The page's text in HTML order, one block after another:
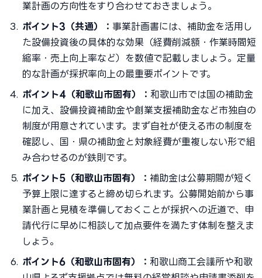
業計画の方向性をすり合わせておきましょう。
ポイント3（共通）： 事業計画書には、補助金を活用し
た設備投資後の具体的な効果（経費削減額・作業時間短
縮率・売上向上率など）を数値で記載しましょう。定量
的な計画が採択率向上の最重要ポイントです。
ポイント4（和歌山市固有）： 和歌山市では国の補助金
に加え、設備投資補助金や創業支援補助金など市独自の
制度が用意されています。まず自社が使える市の制度を
確認し、国・県の補助金と対象経費が重複しない形で組
み合わせるのが鉄則です。
ポイント5（和歌山市固有）： 補助金は公募期間が短く
予算上限に達すると締め切られます。公募開始前から事
業計画と見積を準備しておくことが採択への近道で、申
請代行に早めに相談して加点要件を満たす体制を整えま
しょう。
ポイント6（和歌山市固有）： 和歌山商工会議所や和歌